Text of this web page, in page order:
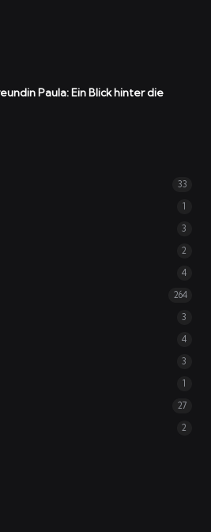
Paula: Ein Blick hinter die
33
1
3
2
4
264
3
4
3
1
27
2